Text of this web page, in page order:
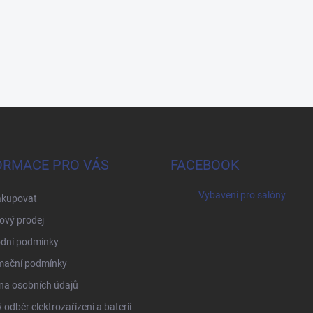
PRO VÁS
prodej
podmínky
podmínky
osobních údajů
odběr elektrozařízení a baterií
FACEBOOK
Vybavení pro salóny